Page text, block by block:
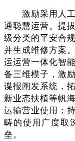
激励采用人工
通聪慧运营。提
级分类的平安合
并生成维修方案
运运营一体化智
备三维模子，激
谍报阐发系统，
新业态扶植等帆
运输营业使用；
畴的使用广度取
垒。